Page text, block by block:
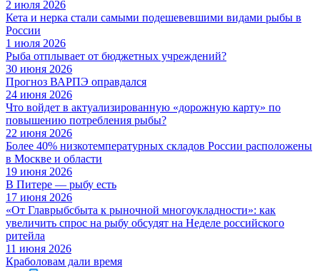
2 июля 2026
Кета и нерка стали самыми подешевевшими видами рыбы в
России
1 июля 2026
Рыба отплывает от бюджетных учреждений?
30 июня 2026
Прогноз ВАРПЭ оправдался
24 июня 2026
Что войдет в актуализированную «дорожную карту» по
повышению потребления рыбы?
22 июня 2026
Более 40% низкотемпературных складов России расположены
в Москве и области
19 июня 2026
В Питере — рыбу есть
17 июня 2026
«От Главрыбсбыта к рыночной многоукладности»: как
увеличить спрос на рыбу обсудят на Неделе российского
ритейла
11 июня 2026
Краболовам дали время